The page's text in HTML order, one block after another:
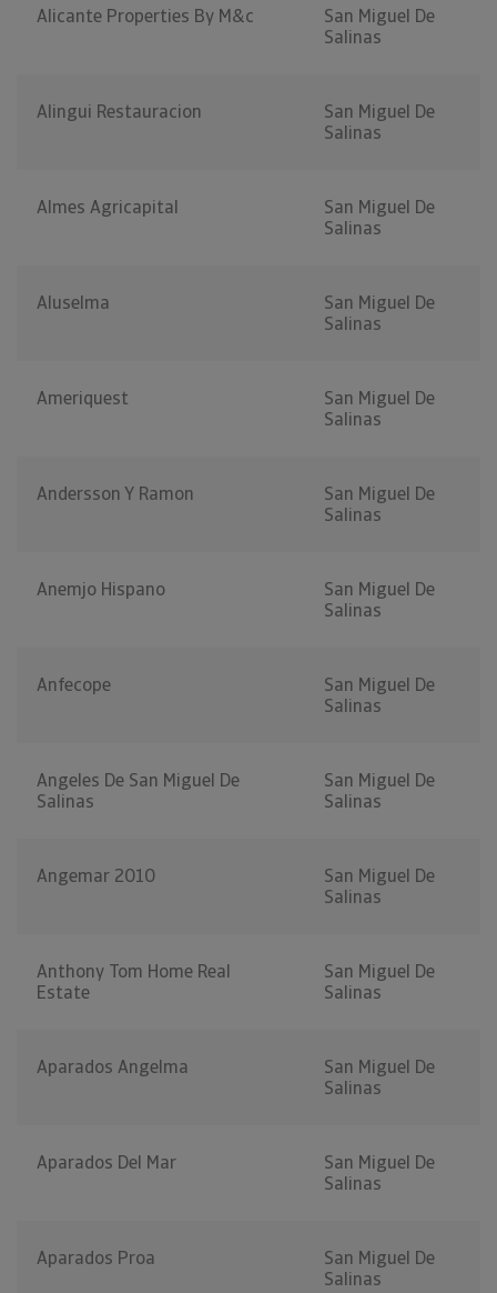
Alicante Properties By M&c
San Miguel De
Salinas
Alingui Restauracion
San Miguel De
Salinas
Almes Agricapital
San Miguel De
Salinas
Aluselma
San Miguel De
Salinas
Ameriquest
San Miguel De
Salinas
Andersson Y Ramon
San Miguel De
Salinas
Anemjo Hispano
San Miguel De
Salinas
Anfecope
San Miguel De
Salinas
Angeles De San Miguel De
Salinas
San Miguel De
Salinas
Angemar 2010
San Miguel De
Salinas
Anthony Tom Home Real
Estate
San Miguel De
Salinas
Aparados Angelma
San Miguel De
Salinas
Aparados Del Mar
San Miguel De
Salinas
Aparados Proa
San Miguel De
Salinas